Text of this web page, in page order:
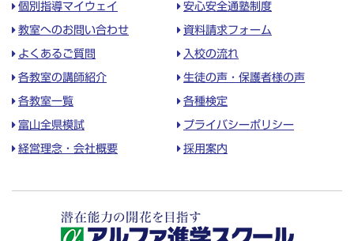
個別指導マイウェイ 安心安全通塾制度
教室へのお問い合わせ 資料請求フォーム
よくあるご質問 入校の流れ
各教室の講師紹介 生徒の声・保護者様の声
各教室一覧 各種検定
富山全県模試 プライバシーポリシー
経営理念・会社概要 採用案内